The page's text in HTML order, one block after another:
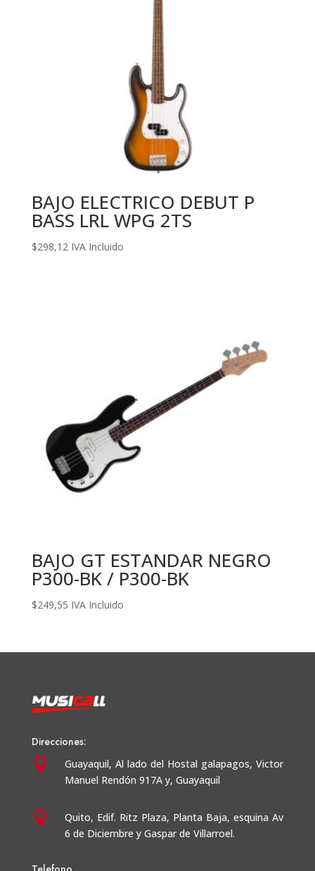
BAJO ELECTRICO DEBUT P
BASS LRL WPG 2TS
$298,12 IVA Incluido
BAJO GT ESTANDAR NEGRO
P300-BK / P300-BK
$249,55 IVA Incluido
Direcciones:
 Guayaquil, Al lado del Hostal galapagos, Victor
Manuel Rendón 917A y, Guayaquil

Quito, Edif. Ritz Plaza, Planta Baja, esquina Av
6 de Diciembre y Gaspar de Villarroel.